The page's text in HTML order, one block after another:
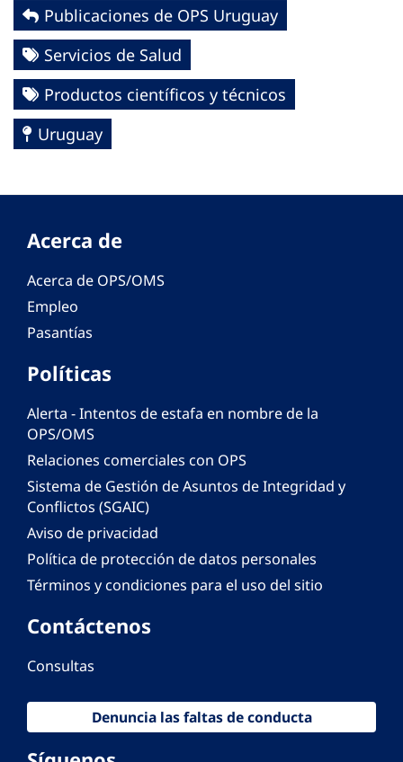
Publicaciones de OPS Uruguay
Servicios de Salud
Productos científicos y técnicos
Uruguay
Acerca de
Acerca de OPS/OMS
Empleo
Pasantías
Políticas
Alerta - Intentos de estafa en nombre de la
OPS/OMS
Relaciones comerciales con OPS
Sistema de Gestión de Asuntos de Integridad y
Conflictos (SGAIC)
Aviso de privacidad
Política de protección de datos personales
Términos y condiciones para el uso del sitio
Contáctenos
Consultas
Denuncia las faltas de conducta